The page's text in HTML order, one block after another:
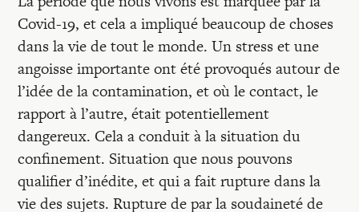
Entretiens
Revues
Colloque
Mon panier
Covid-19, et cela a impliqué beaucoup de choses
dans la vie de tout le monde. Un stress et une
angoisse importante ont été provoqués autour de
l’idée de la contamination, et où le contact, le
rapport à l’autre, était potentiellement
dangereux. Cela a conduit à la situation du
confinement. Situation que nous pouvons
qualifier d’inédite, et qui a fait rupture dans la
vie des sujets. Rupture de par la soudaineté de